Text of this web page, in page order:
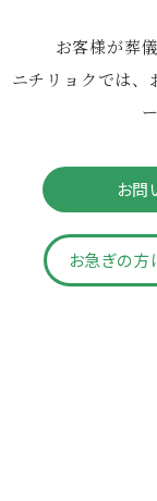
お客様が葬
ニチリョクでは、
お問い
お急ぎの方